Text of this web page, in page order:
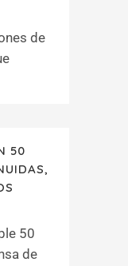
de
50
50
de